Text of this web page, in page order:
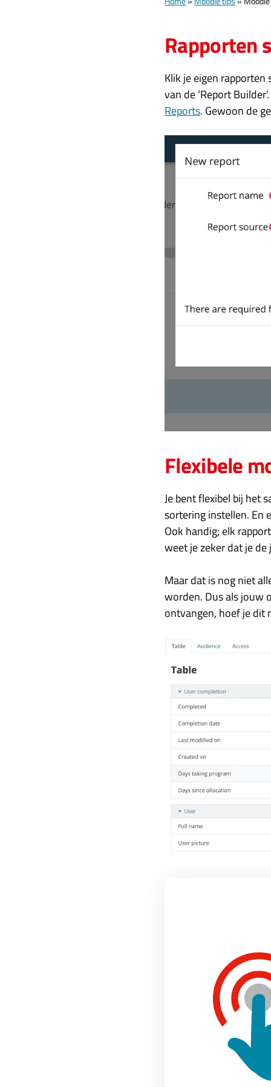
Rapporten
Klik je eigen
van de ‘Report
Reports. Gewoon de
Flexibele
Je bent flexibel bij het
sortering instellen. En
Ook handig; elk
weet je zeker dat je
Maar dat is nog niet
worden. Dus als jouw
ontvangen, hoef je dit
hebt waarbij elke
goed om dit
Wat ik nog
Ik ben fan van deze
pure data. Er is (nog)
gemaakt worden.